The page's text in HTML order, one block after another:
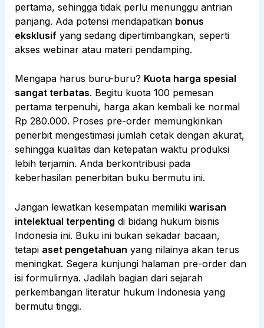
pertama, sehingga tidak perlu menunggu antrian
panjang. Ada potensi mendapatkan bonus
eksklusifyang sedang dipertimbangkan, seperti
akses webinar atau materi pendamping.
Mengapa harus buru-buru? Kuota harga spesial
sangat terbatas. Begitu kuota 100 pemesan
pertama terpenuhi, harga akan kembali ke normal
Rp 280.000. Proses pre-order memungkinkan
penerbit mengestimasi jumlah cetak dengan akurat,
sehingga kualitas dan ketepatan waktu produksi
lebih terjamin. Anda berkontribusi pada
keberhasilan penerbitan buku bermutu ini.
Jangan lewatkan kesempatan memiliki warisan
intelektual terpenting di bidang hukum bisnis
Indonesia ini. Buku ini bukan sekadar bacaan,
tetapi aset pengetahuan yang nilainya akan terus
meningkat. Segera kunjungi halaman pre-order dan
isi formulirnya. Jadilah bagian dari sejarah
perkembangan literatur hukum Indonesia yang
bermutu tinggi.